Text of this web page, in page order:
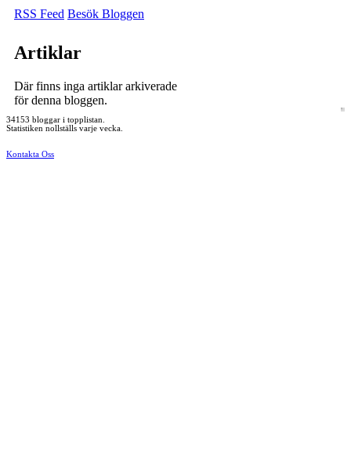
RSS Feed Besök Bloggen
Artiklar
Där finns inga artiklar arkiverade
för denna bloggen.
34153 bloggar i topplistan.
Statistiken nollställs varje vecka.
Kontakta Oss